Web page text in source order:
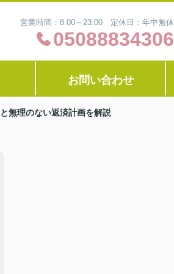
営業時間：8:00～23:00 定休日：年中無休
05088834306
お問い合わせ
無理のない返済計画を解説